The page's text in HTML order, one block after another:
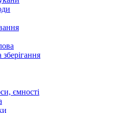
ємності